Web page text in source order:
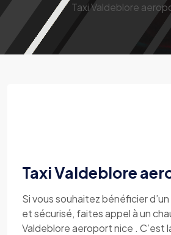
Taxi Valdeblore
Taxi Valdeblore
Si vous souhaitez bénéficier
et sécurisé, faites appel à un
Valdeblore aeroport nice . C’est